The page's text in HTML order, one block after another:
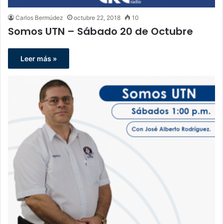
Carlos Bermúdez octubre 22, 2018 10
Somos UTN – Sábado 20 de Octubre
Leer más »